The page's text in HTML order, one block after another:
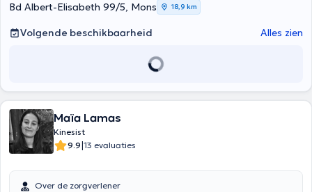
Bd Albert-Elisabeth 99/5, Mons 18,9 km
Volgende beschikbaarheid Alles zien
Maïa Lamas
Kinesist
9.9|13 evaluaties
Over de zorgverlener